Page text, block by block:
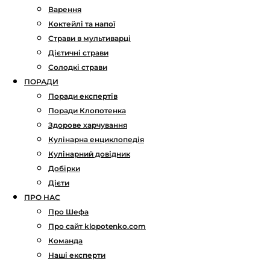
Варення
Коктейлі та напої
Страви в мультиварці
Дієтичні страви
Солодкі страви
ПОРАДИ
Поради експертів
Поради Клопотенка
Здорове харчування
Кулінарна енциклопедія
Кулінарний довідник
Добірки
Дієти
ПРО НАС
Про Шефа
Про сайт klopotenko.com
Команда
Наші експерти